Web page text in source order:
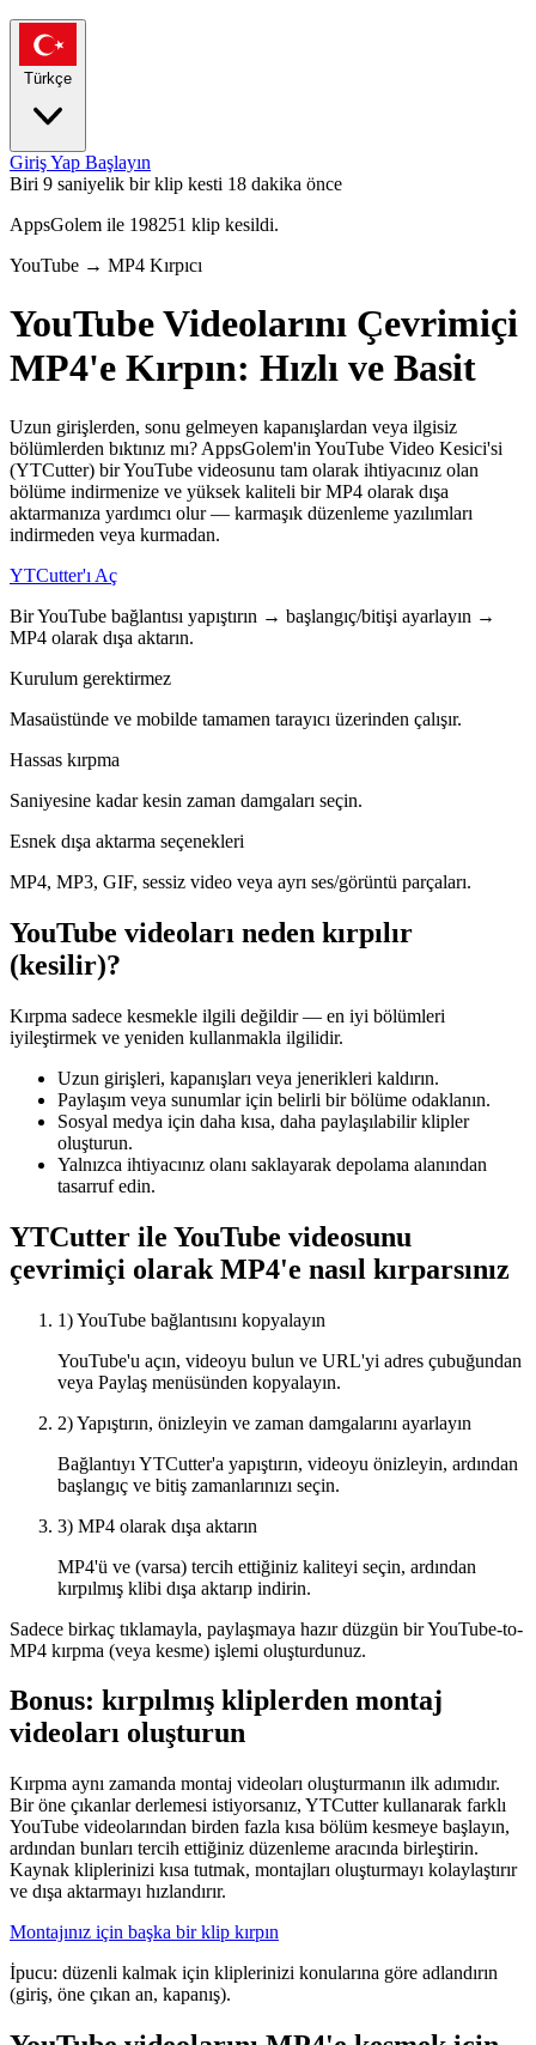
Türkçe
Giriş Yap Başlayın
Biri 9 saniyelik bir klip kesti 18 dakika önce
AppsGolem ile 198251 klip kesildi.
YouTube → MP4 Kırpıcı
YouTube Videolarını Çevrimiçi
MP4'e Kırpın: Hızlı ve Basit
Uzun girişlerden, sonu gelmeyen kapanışlardan veya ilgisiz
bölümlerden bıktınız mı? AppsGolem'in YouTube Video Kesici'si
(YTCutter) bir YouTube videosunu tam olarak ihtiyacınız olan
bölüme indirmenize ve yüksek kaliteli bir MP4 olarak dışa
aktarmanıza yardımcı olur — karmaşık düzenleme yazılımları
indirmeden veya kurmadan.
YTCutter'ı Aç
Bir YouTube bağlantısı yapıştırın → başlangıç/bitişi ayarlayın →
MP4 olarak dışa aktarın.
Kurulum gerektirmez
Masaüstünde ve mobilde tamamen tarayıcı üzerinden çalışır.
Hassas kırpma
Saniyesine kadar kesin zaman damgaları seçin.
Esnek dışa aktarma seçenekleri
MP4, MP3, GIF, sessiz video veya ayrı ses/görüntü parçaları.
YouTube videoları neden kırpılır
(kesilir)?
Kırpma sadece kesmekle ilgili değildir — en iyi bölümleri
iyileştirmek ve yeniden kullanmakla ilgilidir.
Uzun girişleri, kapanışları veya jenerikleri kaldırın.
Paylaşım veya sunumlar için belirli bir bölüme odaklanın.
Sosyal medya için daha kısa, daha paylaşılabilir klipler
oluşturun.
Yalnızca ihtiyacınız olanı saklayarak depolama alanından
tasarruf edin.
YTCutter ile YouTube videosunu
çevrimiçi olarak MP4'e nasıl kırparsınız
1) YouTube bağlantısını kopyalayın
YouTube'u açın, videoyu bulun ve URL'yi adres çubuğundan
veya Paylaş menüsünden kopyalayın.
2) Yapıştırın, önizleyin ve zaman damgalarını ayarlayın
Bağlantıyı YTCutter'a yapıştırın, videoyu önizleyin, ardından
başlangıç ve bitiş zamanlarınızı seçin.
3) MP4 olarak dışa aktarın
MP4'ü ve (varsa) tercih ettiğiniz kaliteyi seçin, ardından
kırpılmış klibi dışa aktarıp indirin.
Sadece birkaç tıklamayla, paylaşmaya hazır düzgün bir YouTube-to-
MP4 kırpma (veya kesme) işlemi oluşturdunuz.
Bonus: kırpılmış kliplerden montaj
videoları oluşturun
Kırpma aynı zamanda montaj videoları oluşturmanın ilk adımıdır.
Bir öne çıkanlar derlemesi istiyorsanız, YTCutter kullanarak farklı
YouTube videolarından birden fazla kısa bölüm kesmeye başlayın,
ardından bunları tercih ettiğiniz düzenleme aracında birleştirin.
Kaynak kliplerinizi kısa tutmak, montajları oluşturmayı kolaylaştırır
ve dışa aktarmayı hızlandırır.
Montajınız için başka bir klip kırpın
İpucu: düzenli kalmak için kliplerinizi konularına göre adlandırın
(giriş, öne çıkan an, kapanış).